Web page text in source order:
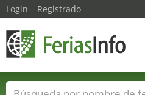
Login Registrado